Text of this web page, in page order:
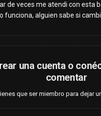
de veces me atendi con esta
funciona, alguien sabe si
una cuenta o
comentar
que ser miembro para dejar